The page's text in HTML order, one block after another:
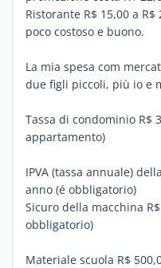
Ristorante R$ 15,00 a
poco costoso e buono.
La mia spesa com
due figli piccoli, più io e
Tassa di condominio R$
appartamento)
IPVA (tassa annuale)
anno (é obbligatorio)
Sicuro della macchina
obbligatorio)
Materiale scuola R$